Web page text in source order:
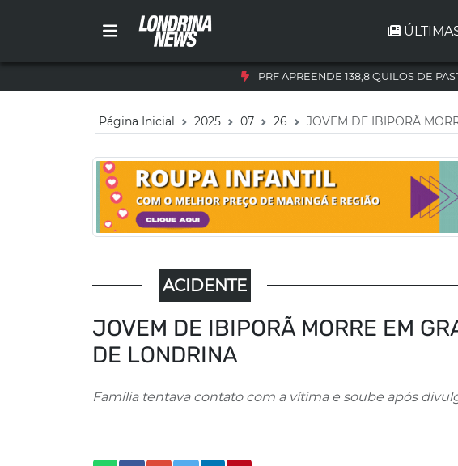
PRF APREENDE 138,8 QUILOS DE
Página Inicial 2025 07 26 JOVEM DE IBIPORÃ
ACIDENTE
JOVEM DE IBIPORÃ MORRE EM
DE LONDRINA
Família tentava contato com a vítima e soube após